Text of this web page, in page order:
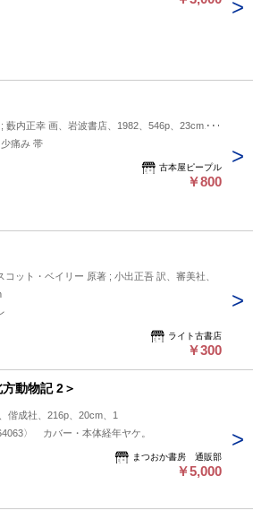
藪内正幸 画、岩波書店、1982、546p、23cm、1
痛み 帯
古本屋ピープル
￥800
コット・ベイリー 原著 ; 小出正吾 訳、審美社、
ライト古書店
￥300
動物記 2＞
偕成社、216p、20cm、1
〉 カバー・本体経年ヤケ。
まつおか書房 通販部
￥5,000